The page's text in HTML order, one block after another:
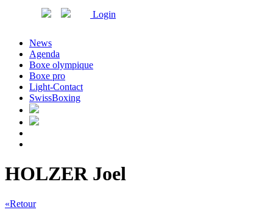
Login
News
Agenda
Boxe olympique
Boxe pro
Light-Contact
SwissBoxing
HOLZER Joel
«Retour